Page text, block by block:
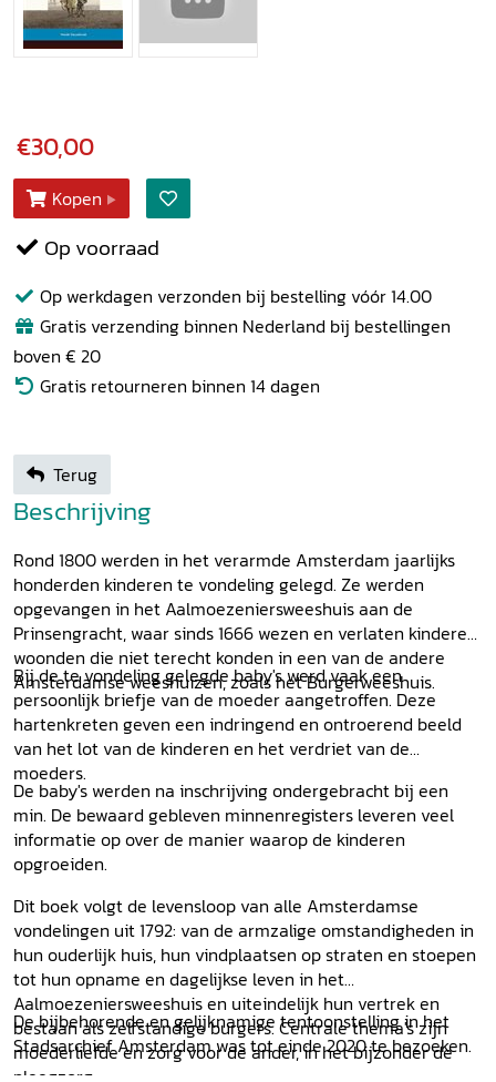
€30,00
Kopen
Op voorraad
Op werkdagen verzonden bij bestelling vóór 14.00
Gratis verzending binnen Nederland bij bestellingen
boven € 20
Gratis retourneren binnen 14 dagen
Terug
Beschrijving
Rond 1800 werden in het verarmde Amsterdam jaarlijks
honderden kinderen te vondeling gelegd. Ze werden
opgevangen in het Aalmoezeniersweeshuis aan de
Prinsengracht, waar sinds 1666 wezen en verlaten kinderen
woonden die niet terecht konden in een van de andere
Amsterdamse weeshuizen, zoals het Burgerweeshuis.
Bij de te vondeling gelegde baby's werd vaak een
persoonlijk briefje van de moeder aangetroffen. Deze
hartenkreten geven een indringend en ontroerend beeld
van het lot van de kinderen en het verdriet van de
moeders.
De baby's werden na inschrijving ondergebracht bij een
min. De bewaard gebleven minnenregisters leveren veel
informatie op over de manier waarop de kinderen
opgroeiden.
Dit boek volgt de levensloop van alle Amsterdamse
vondelingen uit 1792: van de armzalige omstandigheden in
hun ouderlijk huis, hun vindplaatsen op straten en stoepen
tot hun opname en dagelijkse leven in het
Aalmoezeniersweeshuis en uiteindelijk hun vertrek en
bestaan als zelfstandige burgers. Centrale thema's zijn
moederliefde en zorg voor de ander, in het bijzonder de
pleegzorg.
De bijbehorende en gelijknamige tentoonstelling in het
Stadsarchief Amsterdam was tot einde 2020 te bezoeken.